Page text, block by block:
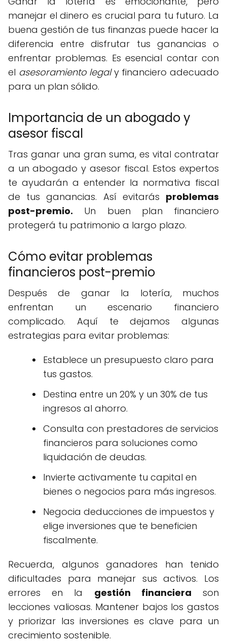
manejar el dinero es crucial para tu futuro. La
buena gestión de tus finanzas puede hacer la
diferencia entre disfrutar tus ganancias o
enfrentar problemas. Es esencial contar con
el asesoramiento legaly financiero adecuado
para un plan sólido.
Importancia de un abogado y
asesor fiscal
Tras ganar una gran suma, es vital contratar
a un abogado y asesor fiscal. Estos expertos
te ayudarán a entender la normativa fiscal
de tus ganancias. Así evitarás problemas
post-premio. Un buen plan financiero
protegerá tu patrimonio a largo plazo.
Cómo evitar problemas
financieros post-premio
Después de ganar la lotería, muchos
enfrentan un escenario financiero
complicado. Aquí te dejamos algunas
estrategias para evitar problemas:
Establece un presupuesto claro para
tus gastos.
Destina entre un 20% y un 30% de tus
ingresos al ahorro.
Consulta con prestadores de servicios
financieros para soluciones como
liquidación de deudas.
Invierte activamente tu capital en
bienes o negocios para más ingresos.
Negocia deducciones de impuestos y
elige inversiones que te beneficien
fiscalmente.
Recuerda, algunos ganadores han tenido
dificultades para manejar sus activos. Los
errores en la gestión financiera son
lecciones valiosas. Mantener bajos los gastos
y priorizar las inversiones es clave para un
crecimiento sostenible.